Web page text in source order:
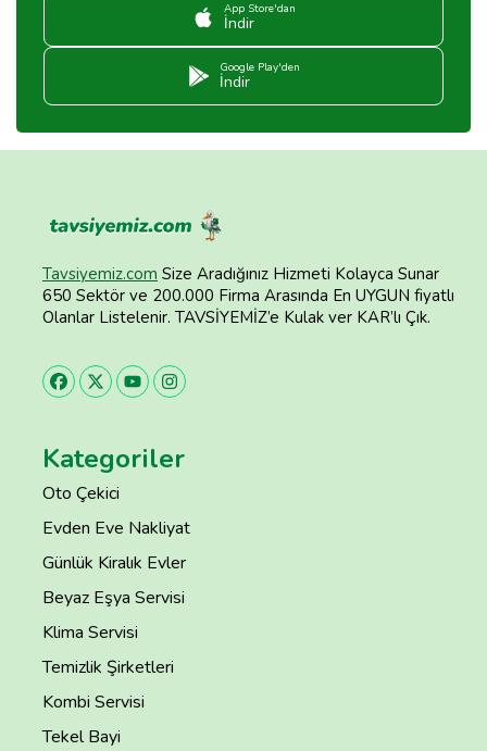
App Store'dan
İndir
Google Play'den
İndir
Tavsiyemiz.com Size Aradığınız Hizmeti Kolayca Sunar
650 Sektör ve 200.000 Firma Arasında En UYGUN fiyatlı
Olanlar Listelenir. TAVSİYEMİZ’e Kulak ver KAR’lı Çık.
Kategoriler
Oto Çekici
Evden Eve Nakliyat
Günlük Kiralık Evler
Beyaz Eşya Servisi
Klima Servisi
Temizlik Şirketleri
Kombi Servisi
Tekel Bayi